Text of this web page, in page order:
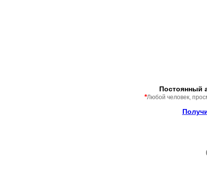
Постоянный
*Любой человек,